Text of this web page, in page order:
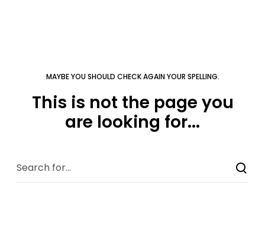
MAYBE YOU SHOULD CHECK AGAIN YOUR SPELLING.
This is not the page you
are looking for...